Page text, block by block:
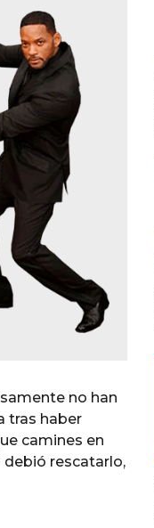
no han
tras haber
camines en
debió rescatarlo,